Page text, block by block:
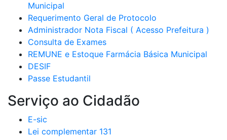
Municipal
Requerimento Geral de Protocolo
Administrador Nota Fiscal ( Acesso Prefeitura )
Consulta de Exames
REMUNE e Estoque Farmácia Básica Municipal
DESIF
Passe Estudantil
Serviço ao Cidadão
E-sic
Lei complementar 131